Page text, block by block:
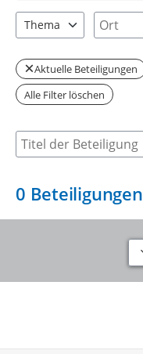
Thema
Ort
Aktuelle Beteiligungen
Alle Filter löschen
Suche nach Beteiligung
0 Beteiligungen